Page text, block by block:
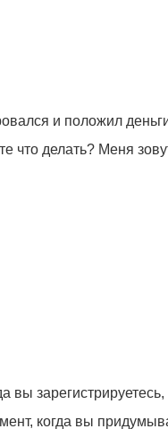
и положил
что делать? Меня
вы
когда вы